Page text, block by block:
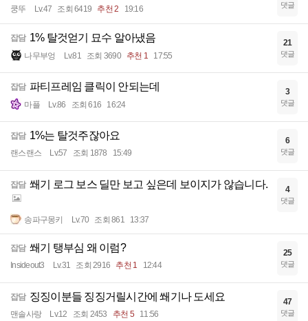
쿵뚜 Lv.47 조회 6419 추천 2 19:16 댓글
잡담 1% 탈것얻기 묘수 알아냈음
나무부엉 Lv.81 조회 3690 추천 1 17:55
21
댓글
잡담 파티프레임 클릭이 안되는데
마플 Lv.86 조회 616 16:24
3
댓글
잡담 1%는 탈것주잖아요
랜스랜스 Lv.57 조회 1878 15:49
6
댓글
잡담 쐐기 로그 보스 딜만 보고 싶은데 보이지가 않습니다.
송파구몽키 Lv.70 조회 861 13:37
4
댓글
잡담 쐐기 탱부심 왜 이럼?
Insideout3 Lv.31 조회 2916 추천 1 12:44
25
댓글
잡담 징징이분들 징징거릴시간에 쐐기나 도세요
맨솔사랑 Lv.12 조회 2453 추천 5 11:56
47
댓글